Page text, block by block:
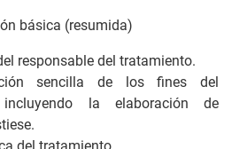
básica (resumida)
responsable del tratamiento.
sencilla de los fines del
incluyendo la elaboración de